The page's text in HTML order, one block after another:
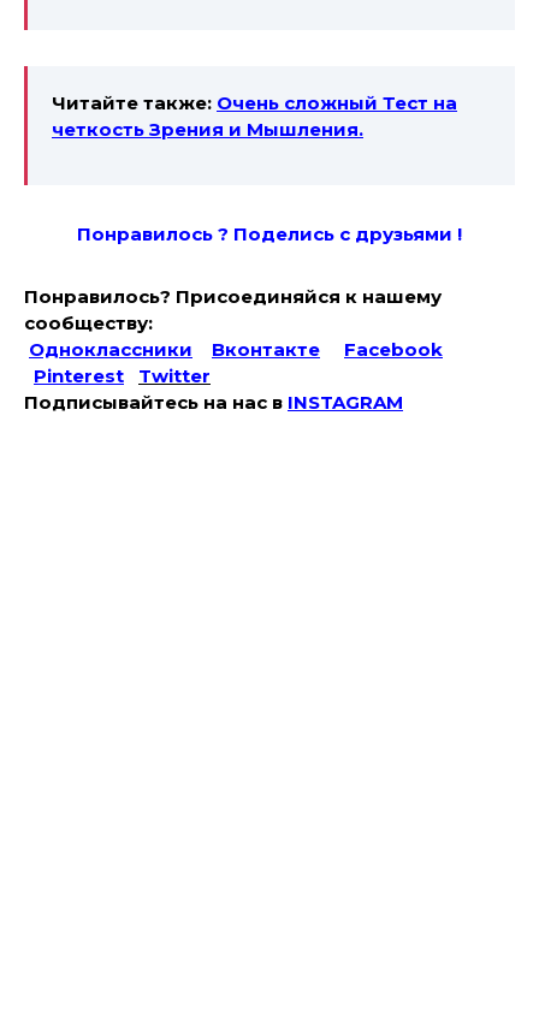
Читайте также: Очень сложный Тест на
четкость Зрения и Мышления.
Понравилось ? Поделись с друзьями !
Понравилось? Присоединяйся к нашему
сообществу:
Одноклассники
Вконтакте
Facebook
Pinterest
Twitter
Подписывайтесь на наc в INSTAGRAM